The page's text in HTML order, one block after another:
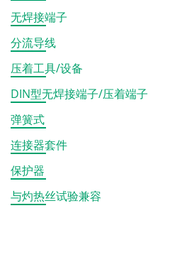
无焊接端子
分流导线
压着工具/设备
DIN型无焊接端子/压着端子
弹簧式
连接器套件
保护器
与灼热丝试验兼容